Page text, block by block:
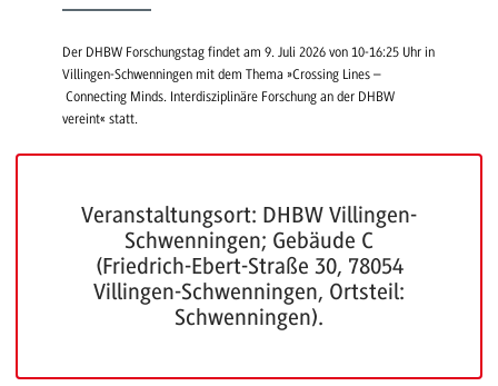
Der DHBW Forschungstag findet am 9. Juli 2026 von 10-16:25 Uhr in
Villingen-Schwenningen mit dem Thema »Crossing Lines –
Connecting Minds. Interdisziplinäre Forschung an der DHBW
vereint« statt.
Veranstaltungsort: DHBW Villingen-
Schwenningen; Gebäude C
(Friedrich-Ebert-Straße 30, 78054
Villingen-Schwenningen, Ortsteil:
Schwenningen).